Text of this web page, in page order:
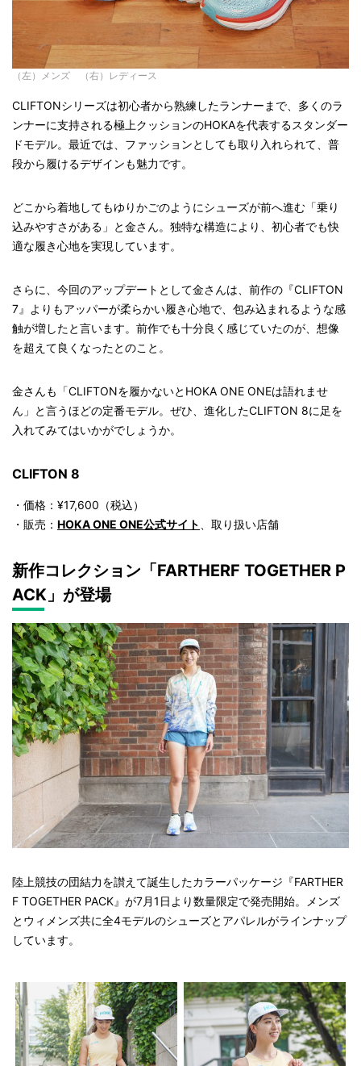
（左）メンズ （右）レディース
CLIFTONシリーズは初心者から熟練したランナーまで、多くのラ
ンナーに支持される極上クッションのHOKAを代表するスタンダー
ドモデル。最近では、ファッションとしても取り入れられて、普
段から履けるデザインも魅力です。
どこから着地してもゆりかごのようにシューズが前へ進む「乗り
込みやすさがある」と金さん。独特な構造により、初心者でも快
適な履き心地を実現しています。
さらに、今回のアップデートとして金さんは、前作の『CLIFTON
7』よりもアッパーが柔らかい履き心地で、包み込まれるような感
触が増したと言います。前作でも十分良く感じていたのが、想像
を超えて良くなったとのこと。
金さんも「CLIFTONを履かないとHOKA ONE ONEは語れませ
ん」と言うほどの定番モデル。ぜひ、進化したCLIFTON 8に足を
入れてみてはいかがでしょうか。
CLIFTON 8
・価格：¥17,600（税込）
・販売： HOKA ONE ONE公式サイト 、取り扱い店舗
新作コレクション「FARTHERF TOGETHER P
ACK」が登場
陸上競技の団結力を讃えて誕生したカラーパッケージ『FARTHER
F TOGETHER PACK』が7月1日より数量限定で発売開始。メンズ
とウィメンズ共に全4モデルのシューズとアパレルがラインナップ
しています。